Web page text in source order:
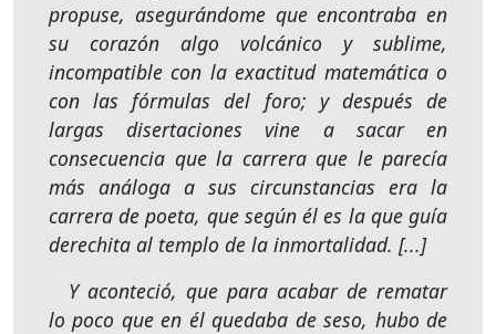
propuse, asegurándome que encontraba en
su corazón algo volcánico y sublime,
incompatible con la exactitud matemática o
con las fórmulas del foro; y después de
largas disertaciones vine a sacar en
consecuencia que la carrera que le parecía
más análoga a sus circunstancias era la
carrera de poeta, que según él es la que guía
derechita al templo de la inmortalidad. [...]
Y aconteció, que para acabar de rematar
lo poco que en él quedaba de seso, hubo de